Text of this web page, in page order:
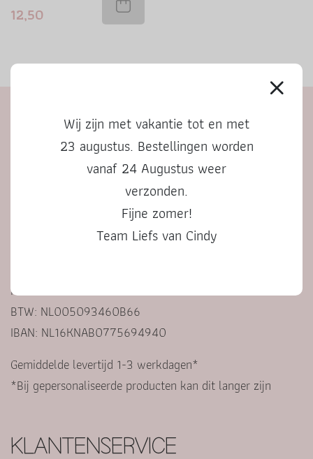
12,50
Wij zijn met vakantie tot en met
23 augustus. Bestellingen worden
vanaf 24 Augustus weer
verzonden.
Fijne zomer!
Team Liefs van Cindy
Kreitenmolenstraat 187,
5071BD Udenhout,
KVK: 94579113
BTW: NL005093460B66
IBAN: NL16KNAB0775694940
Gemiddelde levertijd 1-3 werkdagen*
*Bij gepersonaliseerde producten kan dit langer zijn
KLANTENSERVICE